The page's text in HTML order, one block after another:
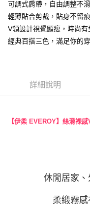
ATM／網路銀行／等多元方式
※ 請注意：結帳手續完成當下
購買商品的店家。未經商家同
後付繳納相關費用。
【注意事項】
權轉讓予恩沛科技股份有限公
２．關於個人資料處理事宜
時審查核予不同之上限額度
５．嚴禁一人註冊多個帳號
恩沛科技股份有限公司將有
每筆NT$90，滿NT$888(
每筆NT$90，滿NT$1,000(
Global Shipping
可調式肩帶，自由調整不
輕薄貼合剪裁，貼身不留
V領設計視覺顯瘦，時尚
經典百搭三色，滿足你的
詳細說明
【伊柔 EVEROY】絲滑裸
休閒居家、
柔緞霧